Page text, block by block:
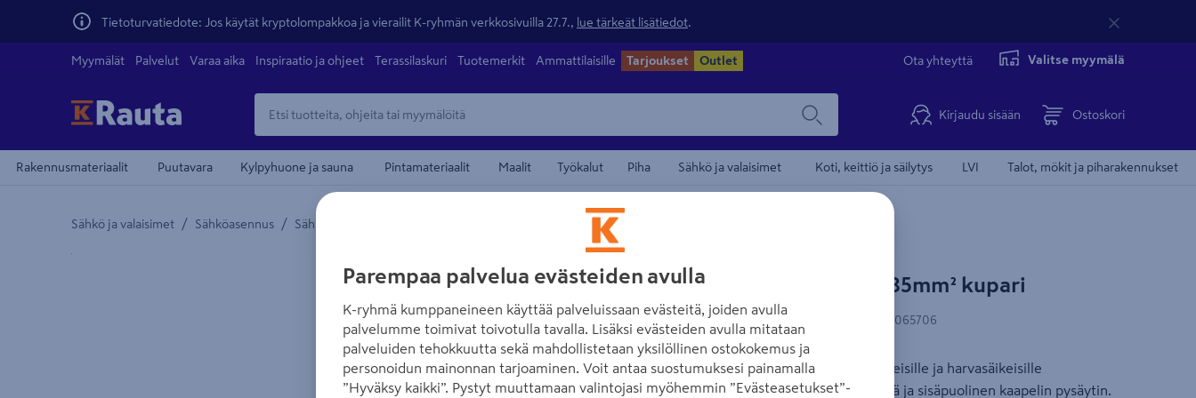
Tietoturvatiedote: Jos käytät kryptolompakkoa ja vierailit K-ryhmän verkkosivuilla 27.7., lue tärkeät lisätiedot
Myymälät Palvelut Varaa aika Inspiraatio ja ohjeet Terassilaskuri Tuotemerkit Ammattilaisille Tarjoukset Outlet Ota yhteyttä Valitse myymälä
Kirjaudu sisään Ostoskori
Rakennusmateriaalit Puutavara Kylpyhuone ja sauna Pintamateriaalit Maalit Työkalut Piha Sähkö ja valaisimet Koti, keittiö ja säilytys LVI Talot, mökit ja piharakennukset
Sähkö ja valaisimet / Sähköasennus / Sähkökaapelit
Yksityiskohtainen kuvaus löytyy Tuotteen kuvaus -maamerkistä
Jatkosholkki Elpress KSF 185mm² kupari
:501842809 6410052065706
KSF185 on jatkoshylsy 185 mm²:n monisäikeisille ja harvasäikeisille
kuparijohtimille (IEC 60228). Tarkastusreikä ja sisäpuolinen kaapelin pysäytin.
Parempaa palvelua evästeiden avulla
K-ryhmä kumppaneineen käyttää palveluissaan evästeitä, joiden avulla
palvelumme toimivat toivotulla tavalla. Lisäksi evästeiden avulla mitataan
palveluiden tehokkuutta sekä mahdollistetaan yksilöllinen ostokokemus ja
personoidun mainonnan tarjoaminen. Voit antaa suostumuksesi painamalla
”Hyväksy kaikki”. Pystyt muuttamaan valintojasi myöhemmin ”Evästeasetukset”-